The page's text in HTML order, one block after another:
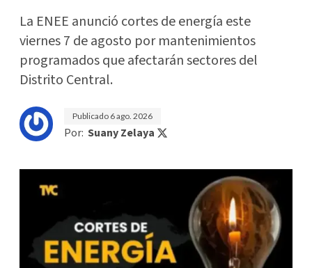
La ENEE anunció cortes de energía este
viernes 7 de agosto por mantenimientos
programados que afectarán sectores del
Distrito Central.
Publicado 6 ago. 2026
Por: Suany Zelaya